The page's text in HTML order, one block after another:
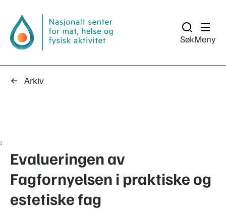
SøkMeny
Arkiv
;
Evalueringen av
Fagfornyelsen i praktiske og
estetiske fag